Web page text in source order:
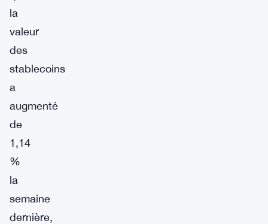
la
valeur
des
stablecoins
a
augmenté
de
1,14
%
la
semaine
dernière,